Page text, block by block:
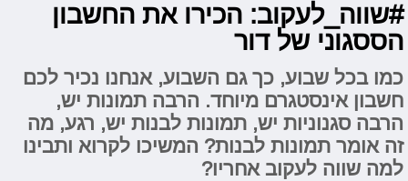
#שווה_לעקוב: הכירו את החשבון
הססגוני של דור
כמו בכל שבוע, כך גם השבוע, אנחנו נכיר לכם
חשבון אינסטגרם מיוחד. הרבה תמונות יש,
הרבה סגנוניות יש, תמונות לבנות יש, רגע, מה
זה אומר תמונות לבנות? המשיכו לקרוא ותבינו
למה שווה לעקוב אחריו?